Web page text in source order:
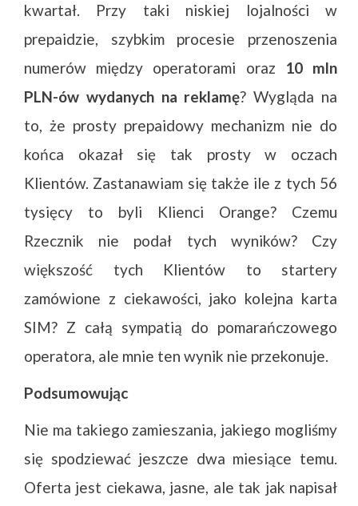
kwartał. Przy taki niskiej lojalności w
prepaidzie, szybkim procesie przenoszenia
numerów między operatorami oraz 10 mln
PLN-ów wydanych na reklamę? Wygląda na
to, że prosty prepaidowy mechanizm nie do
końca okazał się tak prosty w oczach
Klientów. Zastanawiam się także ile z tych 56
tysięcy to byli Klienci Orange? Czemu
Rzecznik nie podał tych wyników? Czy
większość tych Klientów to startery
zamówione z ciekawości, jako kolejna karta
SIM? Z całą sympatią do pomarańczowego
operatora, ale mnie ten wynik nie przekonuje.
Podsumowując
Nie ma takiego zamieszania, jakiego mogliśmy
się spodziewać jeszcze dwa miesiące temu.
Oferta jest ciekawa, jasne, ale tak jak napisał